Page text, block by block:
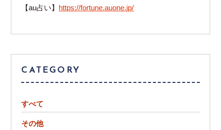
【au占い】 https://fortune.auone.jp/
CATEGORY
すべて
その他